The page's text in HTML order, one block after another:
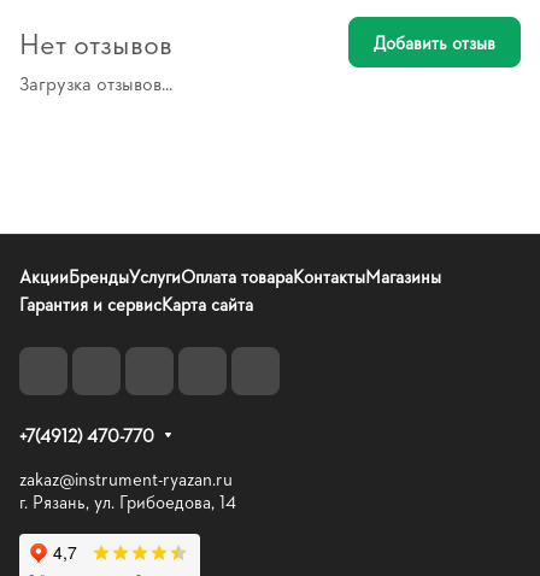
Загрузка отзывов...
Нет отзывов Добавить отзыв
АкцииБрендыУслугиОплата товараКонтактыМагазины
Гарантия и сервисКарта сайта
+7(4912) 470-770
zakaz@instrument-ryazan.ru
г. Рязань, ул. Грибоедова, 14